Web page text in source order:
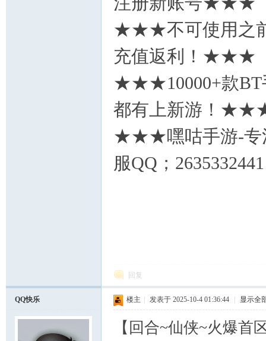
★★★不可使用之前
充值返利！★★★
★★★10000+款BT
都有上新游！
★★★嘿咕手游-专
服QQ；2635332441
回复
QQ快乐 楼主 发表于 2025-10-4 01:36:44 显示全
【回合~仙侠~火爆